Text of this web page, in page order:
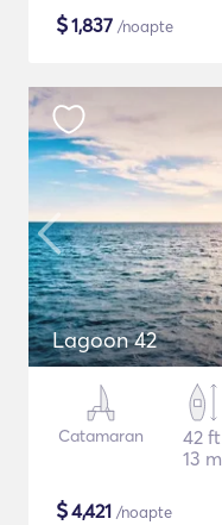
$1,837 /noapte
Lagoon 42
Catamaran
42 ft
13 m
$4,421 /noapte